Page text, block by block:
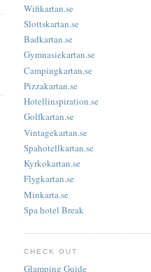
Wifikartan.se
Slottskartan.se
Badkartan.se
Gymnasiekartan.se
Campingkartan.se
Pizzakartan.se
Hotellinspiration.se
Golfkartan.se
Vintagekartan.se
Spahotellkartan.se
Kyrkokartan.se
Flygkartan.se
Minkarta.se
Spa hotel Break
CHECK OUT
Glamping Guide